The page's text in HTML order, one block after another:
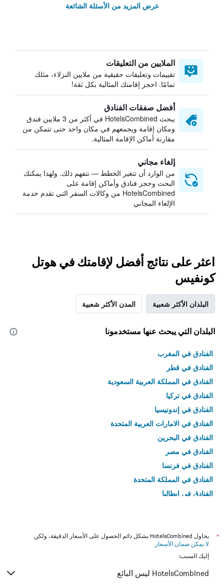
عرض المزيد من الأسئلة الشائعة
الملايين من التعليقات
تقييمات وتعليقات حقيقية من ملايين النزلاء، مثلك
تمامًا. احجز إقامتك المثالية بكل ثقة!
أفضل صفقات الفنادق
يبحث HotelsCombined في أكثر من 3 ملايين فندق
ومكان إقامة ويجمعهم في مكان واحد حتى تتمكن من
مقارنة أماكن الإقامة المثالية.
إلغاء مجاني
من الوارد أن تتغير الخطط — نتفهم ذلك. ولهذا يمكنك
البحث وحجز فنادق وأماكن إقامة على
HotelsCombined من وكالات السفر التي تقدم خدمة
الإلغاء المجاني
اعثر على نتائج أفضل لإقامتك في هوتل
كونفيس
البلدان الأكثر شعبية المدن الأكثر شعبية
البلدان التي يبحث عنها مستخدمونا
الفنادق في المغرب
الفنادق في قطر
الفنادق في المملكة العربية السعودية
الفنادق في تركيا
الفنادق في إندونيسيا
الفنادق في الامارات العربية المتحدة
الفنادق في البحرين
الفنادق في مصر
الفنادق في فرنسا
الفنادق في المملكة المتحدة
الفنادق في إيطاليا
*
يحاول HotelsCombined بشكل دائم الحصول على الأسعار الدقيقة، ولكن
لا يمكن ضمان الأسعار .
إليك السبب:
HotelsCombined ليس البائع